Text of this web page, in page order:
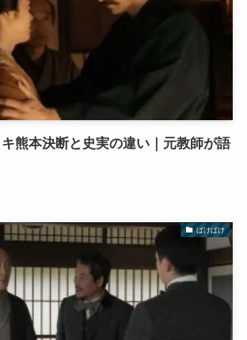
熊本決断と史実の違い｜元教師が語
ばけばけ